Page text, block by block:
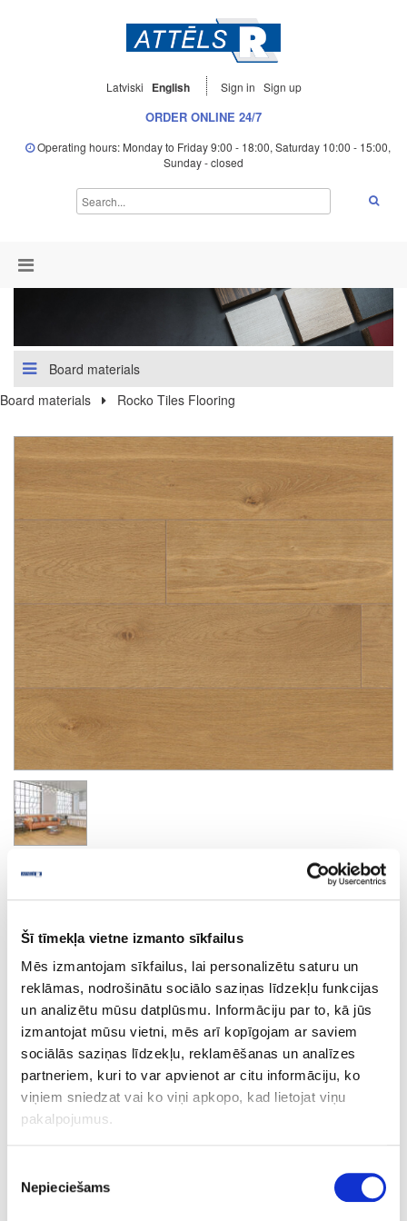
Šī tīmekļa vietne izmanto sīkfailus
Mēs izmantojam sīkfailus, lai personalizētu saturu un
reklāmas, nodrošinātu sociālo saziņas līdzekļu funkcijas
un analizētu mūsu datplūsmu. Informāciju par to, kā jūs
izmantojat mūsu vietni, mēs arī kopīgojam ar saviem
sociālās saziņas līdzekļu, reklamēšanas un analīzes
partneriem, kuri to var apvienot ar citu informāciju, ko
viņiem sniedzat vai ko viņi apkopo, kad lietojat viņu
pakalpojumus.
izvēle
Nepieciešams
Latviski English Sign in Sign up
ORDER ONLINE 24/7
Operating hours: Monday to Friday 9:00 - 18:00, Saturday 10:00 - 15:00,
Sunday - closed
Board materials
Board materials
Rocko Tiles Flooring
Crescendo
Ask question
Share product link
Print
R081